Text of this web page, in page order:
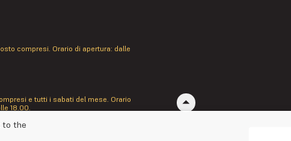
compresi. Orario di apertura: dalle
e tutti i sabati del mese. Orario
18.00.
to the